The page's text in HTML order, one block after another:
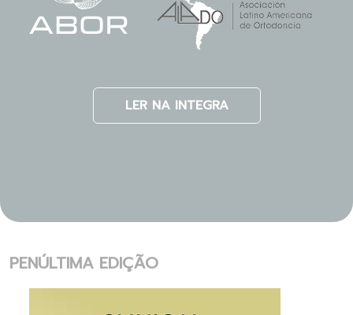
LER NA INTEGRA
PENÚLTIMA EDIÇÃO